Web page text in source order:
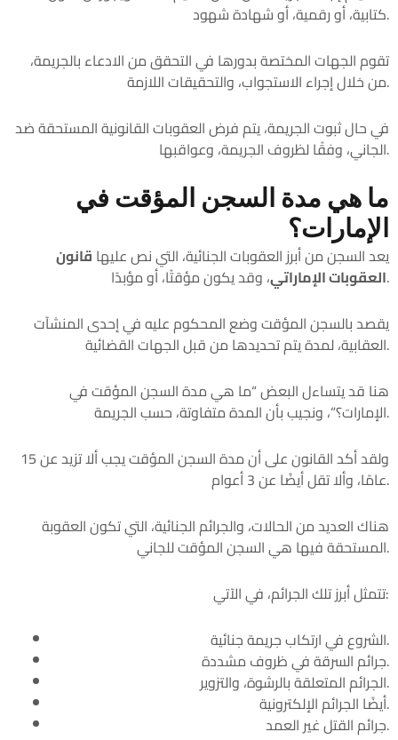
كتابية، أو رقمية، أو شهادة شهود.
تقوم الجهات المختصة بدورها في التحقق من الادعاء بالجريمة،
من خلال إجراء الاستجواب، والتحقيقات اللازمة.
في حال ثبوت الجريمة، يتم فرض العقوبات القانونية المستحقة ضد
الجاني، وفقًا لظروف الجريمة، وعواقبها.
ما هي مدة السجن المؤقت في
الإمارات؟
يعد السجن من أبرز العقوبات الجنائية، التي نص عليها قانون
العقوبات الإماراتي، وقد يكون مؤقتًا، أو مؤبدًا.
يقصد بالسجن المؤقت وضع المحكوم عليه في إحدى المنشآت
العقابية، لمدة يتم تحديدها من قبل الجهات القضائية.
هنا قد يتساءل البعض “ما هي مدة السجن المؤقت في
الإمارات؟”، ونجيب بأن المدة متفاوتة، حسب الجريمة.
ولقد أكد القانون على أن مدة السجن المؤقت يجب ألا تزيد عن 15
عامًا، وألا تقل أيضًا عن 3 أعوام.
هناك العديد من الحالات، والجرائم الجنائية، التي تكون العقوبة
المستحقة فيها هي السجن المؤقت للجاني.
تتمثل أبرز تلك الجرائم، في الآتي:
الشروع في ارتكاب جريمة جنائية.
جرائم السرقة في ظروف مشددة.
الجرائم المتعلقة بالرشوة، والتزوير.
أيضًا الجرائم الإلكترونية.
جرائم القتل غير العمد.